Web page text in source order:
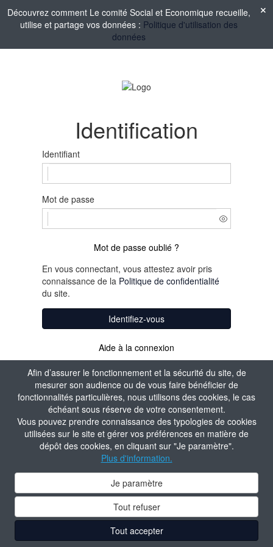
Afin d’assurer le fonctionnement et la sécurité du site, de
mesurer son audience ou de vous faire bénéficier de
fonctionnalités particulières, nous utilisons des cookies, le cas
échéant sous réserve de votre consentement.
Vous pouvez prendre connaissance des typologies de cookies
utilisées sur le site et gérer vos préférences en matière de
dépôt des cookies, en cliquant sur "Je paramètre".
Plus d'information.
Je paramètre
Tout refuser
Tout accepter
Découvrez comment Le comité Social et Economique recueille,
utilise et partage vos données : Politique d'utilisation des
données
Identification
Identifiant
Mot de passe
Mot de passe oublié ?
En vous connectant, vous attestez avoir pris
connaissance de la Politique de confidentialité
du site.
Identifiez-vous
Aide à la connexion